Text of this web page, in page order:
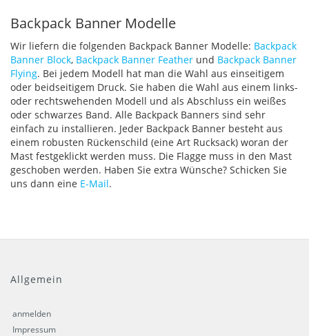
Backpack Banner Modelle
Wir liefern die folgenden Backpack Banner Modelle: Backpack
Banner Block, Backpack Banner Feather und Backpack Banner
Flying. Bei jedem Modell hat man die Wahl aus einseitigem
oder beidseitigem Druck. Sie haben die Wahl aus einem links-
oder rechtswehenden Modell und als Abschluss ein weißes
oder schwarzes Band. Alle Backpack Banners sind sehr
einfach zu installieren. Jeder Backpack Banner besteht aus
einem robusten Rückenschild (eine Art Rucksack) woran der
Mast festgeklickt werden muss. Die Flagge muss in den Mast
geschoben werden. Haben Sie extra Wünsche? Schicken Sie
uns dann eine E-Mail.
Allgemein
anmelden
Impressum